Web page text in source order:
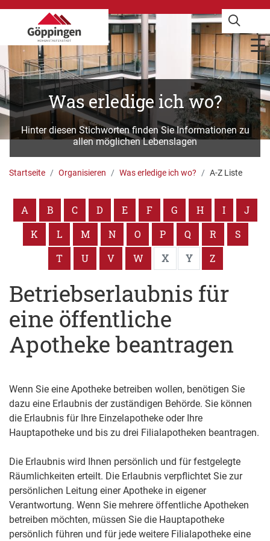
Was erledige ich wo?
Hinter diesen Stichworten finden Sie Informationen zu
allen möglichen Lebenslagen
Startseite Organisieren Was erledige ich wo? A-Z Liste
A B C D E F G H I
J
K
L M N O P Q R
S
T
U V W X Y Z
Betriebserlaubnis für
eine öffentliche
Apotheke beantragen
Wenn Sie eine Apotheke betreiben wollen, benötigen Sie
dazu eine Erlaubnis der zuständigen Behörde. Sie können
die Erlaubnis für Ihre Einzelapotheke oder Ihre
Hauptapotheke und bis zu drei Filialapotheken beantragen.
Die Erlaubnis wird Ihnen persönlich und für festgelegte
Räumlichkeiten erteilt. Die Erlaubnis verpflichtet Sie zur
persönlichen Leitung einer Apotheke in eigener
Verantwortung. Wenn Sie mehrere öffentliche Apotheken
betreiben möchten, müssen Sie die Hauptapotheke
persönlich führen und für jede weitere Filialapotheke eine